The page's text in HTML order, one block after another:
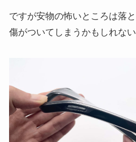
ですが安物の怖いところは落
傷がついてしまうかもしれない